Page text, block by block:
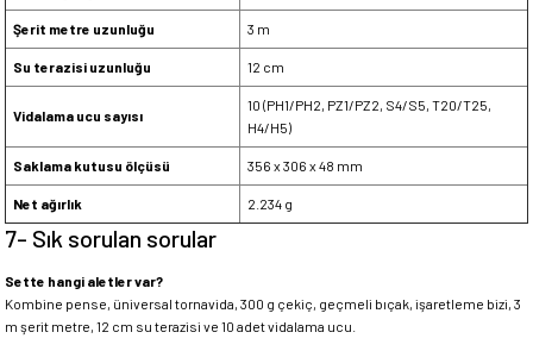
Şerit metre uzunluğu 3 m
Su terazisi uzunluğu 12 cm
Vidalama ucu sayısı
10 (PH1/PH2, PZ1/PZ2, S4/S5, T20/T25,
H4/H5)
Saklama kutusu ölçüsü 356 x 306 x 48 mm
Net ağırlık 2.234 g
7- Sık sorulan sorular
Sette hangi aletler var?
Kombine pense, üniversal tornavida, 300 g çekiç, geçmeli bıçak, işaretleme bizi, 3
m şerit metre, 12 cm su terazisi ve 10 adet vidalama ucu.